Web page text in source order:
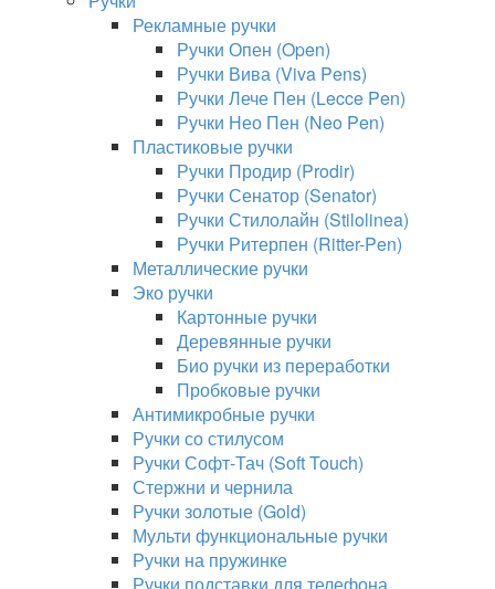
Рекламные ручки
Ручки Опен (Open)
Ручки Вива (Viva Pens)
Ручки Лече Пен (Lecce Pen)
Ручки Нео Пен (Neo Pen)
Пластиковые ручки
Ручки Продир (Prodir)
Ручки Сенатор (Senator)
Ручки Стилолайн (Stilolinea)
Ручки Ритерпен (Ritter-Pen)
Металлические ручки
Эко ручки
Картонные ручки
Деревянные ручки
Био ручки из переработки
Пробковые ручки
Антимикробные ручки
Ручки со стилусом
Ручки Софт-Тач (Soft Touch)
Стержни и чернила
Ручки золотые (Gold)
Мульти функциональные ручки
Ручки на пружинке